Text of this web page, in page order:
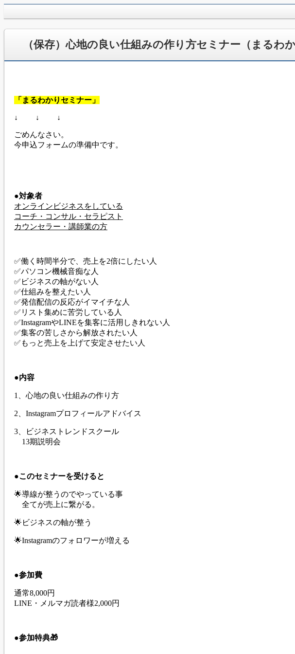
jpca.co
（保存）心地の良い仕組みの作り方セミナー（まるわ
「まるわかりセミナー」
↓ ↓ ↓
ごめんなさい。
今申込フォームの準備中です。
●対象者
オンラインビジネスをしている
コーチ・コンサル・セラピスト
カウンセラー・講師業の方
✅働く時間半分で、売上を2倍にしたい人
✅パソコン機械音痴な人
✅ビジネスの軸がない人
✅仕組みを整えたい人
✅発信配信の反応がイマイチな人
✅リスト集めに苦労している人
✅InstagramやLINEを集客に活用しきれない人
✅集客の苦しさから解放されたい人
✅もっと売上を上げて安定させたい人
●内容
1、心地の良い仕組みの作り方
2、Instagramプロフィールアドバイス
3、ビジネストレンドスクール
13期説明会
●このセミナーを受けると
🌟導線が整うのでやっている事
全てが売上に繋がる。
🌟ビジネスの軸が整う
🌟Instagramのフォロワーが増える
●参加費
通常8,000円
LINE・メルマガ読者様2,000円
●参加特典🎁